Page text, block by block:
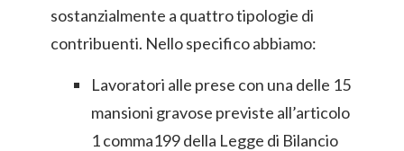
sostanzialmente a quattro tipologie di
contribuenti. Nello specifico abbiamo:
Lavoratori alle prese con una delle 15
mansioni gravose previste all’articolo
1 comma199 della Legge di Bilancio